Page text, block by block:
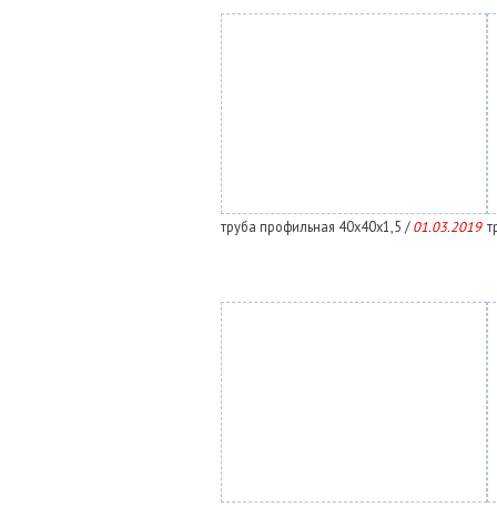
труба профильная 40х40х1,5 /01.03.2019